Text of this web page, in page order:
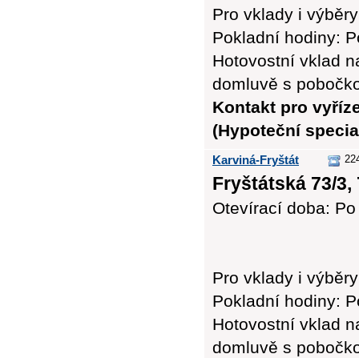
Pro vklady i
Pokladní hodiny:
Hotovostní vklad
domluvě s
Kontakt pro
(Hypoteční
Karviná-Fryštát
Fryštátská 73/3,
Otevírací doba:
Pro vklady i
Pokladní hodiny:
Hotovostní vklad
domluvě s